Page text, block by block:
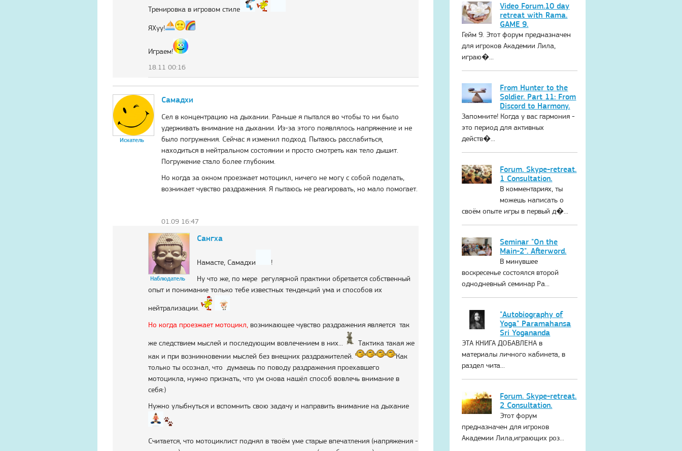
Тренировка в игровом стиле
ЯХуу!
Играем!
18.11 00:16
Искатель
Самадхи
Сел в концентрацию на дыхании. Раньше я пытался во чтобы то ни было
удерживать внимание на дыхании. Из-за этого появлялось напряжение и не
было погружения. Сейчас я изменил подход. Пытаюсь расслабиться,
находиться в нейтральном состоянии и просто смотреть как тело дышит.
Погружение стало более глубоким.
Но когда за окном проезжает мотоцикл, ничего не могу с собой поделать,
возникает чувство раздражения. Я пытаюсь не реагировать, но мало помогает.
01.09 16:47
Наблюдатель
Сангха
Намасте, Самадхи
!
Ну что же, по мере регулярной практики обретается собственный
опыт и понимание только тебе известных тенденций ума и способов их
нейтрализации.
Но когда проезжает мотоцикл, возникающее чувство раздражения является так
же следствием мыслей и последующим вовлечением в них...
Тактика такая же
как и при возникновении мыслей без внещних раздражителей.
Как
только ты осознал, что думаешь по поводу раздражения проехавшего
мотоцикла, нужно признать, что ум снова нашёл способ вовлечь внимание в
себя:)
Нужно улыбнуться и вспомнить свою задачу и направить внимание на дыхание
Считается, что мотоциклист поднял в твоём уме старые впечатления (напряжения -
Video Forum.10 day
retreat with Rama.
GAME 9.
Гейм 9. Этот форум предназначен
для игроков Академии Лила,
играю�...
From Hunter to the
Soldier. Part 11: From
Discord to Harmony.
Запомните! Когда у вас гармония -
это период для активных
действ�...
Forum. Skype-retreat.
1 Consultation.
В комментариях, ты
можешь написать о
своём опыте игры в первый д�...
Seminar "On the
Main-2". Afterword.
В минувшее
воскресенье состоялся второй
однодневный семинар Ра...
"Autobiography of
Yoga" Paramahansa
Sri Yogananda
ЭТА КНИГА ДОБАВЛЕНА в
материалы личного кабинета, в
раздел чита...
Forum. Skype-retreat.
2 Consultation.
Этот форум
предназначен для игроков
Академии Лила,играющих роз...